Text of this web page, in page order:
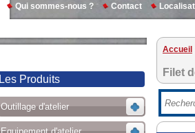
Qui sommes-nous ? Contact
Les Produits
Outillage d'atelier
Accueil
Filet